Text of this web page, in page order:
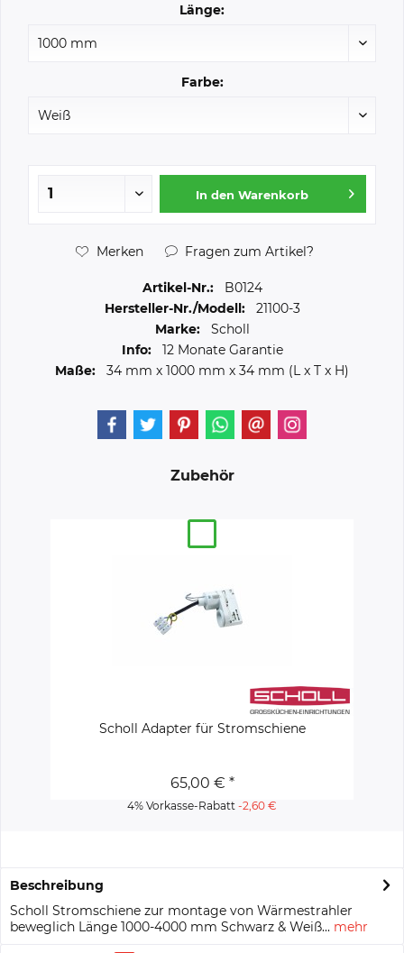
Länge:
Farbe:
In den Warenkorb
Merken Fragen zum Artikel?
Artikel-Nr.:
B0124
Hersteller-Nr./Modell:
21100-3
Marke:
Scholl
Info:
12 Monate Garantie
Maße:
34 mm x 1000 mm x 34 mm (L x T x H)
Zubehör
Scholl Adapter für Stromschiene
65,00 € *
4% Vorkasse-Rabatt -2,60 €
Beschreibung
Scholl Stromschiene zur montage von Wärmestrahler
beweglich Länge 1000-4000 mm Schwarz & Weiß... mehr